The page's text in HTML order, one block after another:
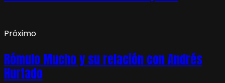
Próximo
Rómulo Mucho y su relación con Andrés
Hurtado